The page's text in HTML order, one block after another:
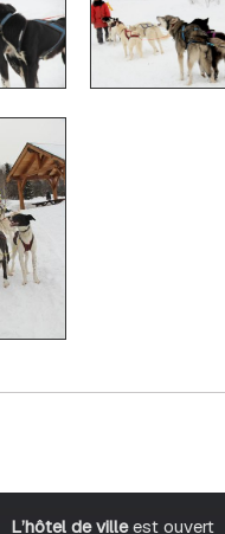
L’hôtel de villeest ouvert